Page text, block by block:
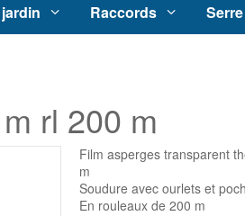
Raccords Serre
rl 200 m
Film asperges transparent
m
Soudure avec ourlets et
En rouleaux de 200 m